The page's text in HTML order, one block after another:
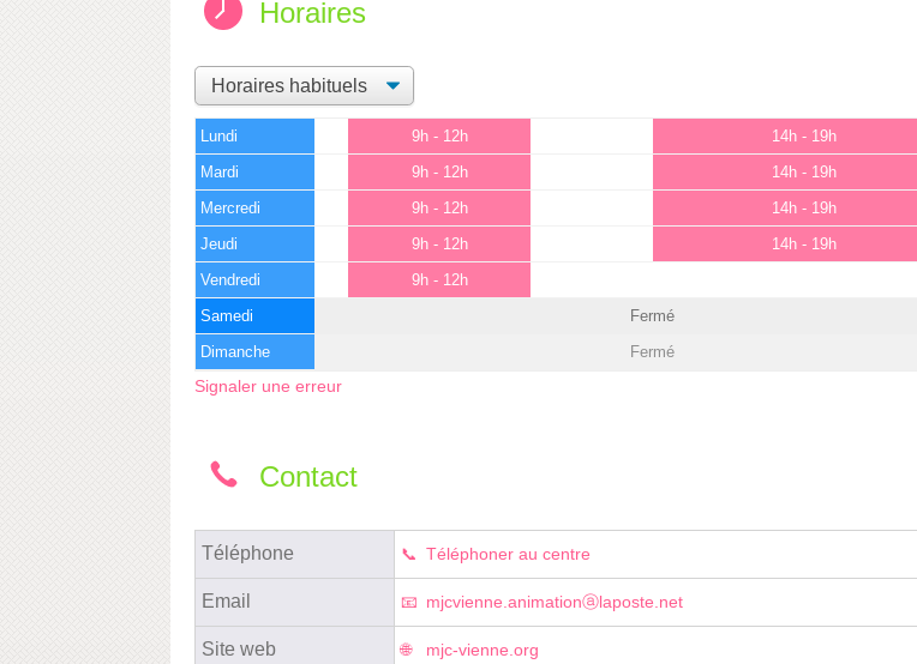
Horaires
Lundi 9h - 12h 14h - 19h
Mardi 9h - 12h 14h - 19h
Mercredi 9h - 12h 14h - 19h
Jeudi 9h - 12h 14h - 19h
Vendredi 9h - 12h
Samedi Fermé
Dimanche Fermé
Signaler une erreur
Contact
Téléphone Téléphoner au centre
Email mjcvienne.animationⓐlaposte.net
Site web mjc-vienne.org